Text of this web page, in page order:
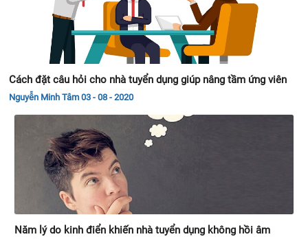
Cách đặt câu hỏi cho nhà tuyển dụng giúp nâng tầm ứng viên
Nguyễn Minh Tâm 03 - 08 - 2020
Năm lý do kinh điển khiến nhà tuyển dụng không hồi âm